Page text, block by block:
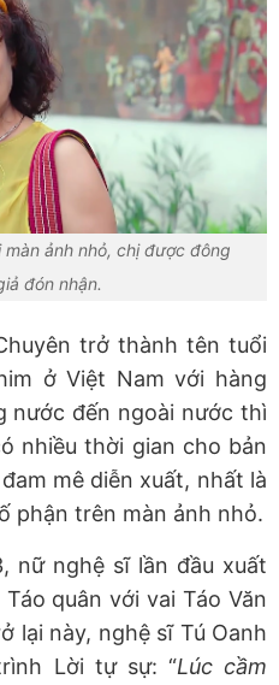
ảnh nhỏ, chị được đông
đón nhận.
trở thành tên tuổi
ở Việt Nam với hàng
nước đến ngoài nước thì
nhiều thời gian cho bản
mê diễn xuất, nhất là
phận trên màn ảnh nhỏ.
nữ nghệ sĩ lần đầu xuất
quân với vai Táo Văn
lại này, nghệ sĩ Tú Oanh
Lời tự sự: “Lúc cầm